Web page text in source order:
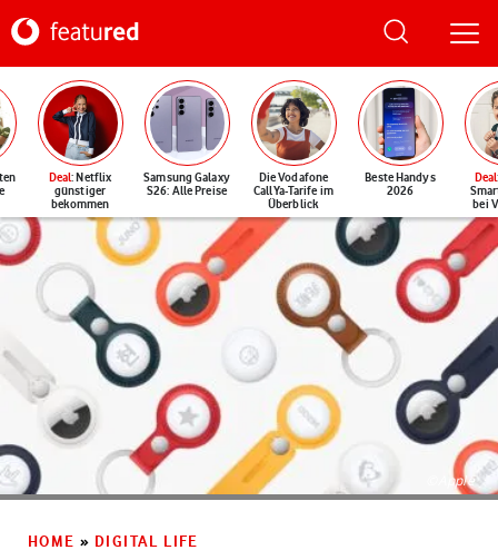
Deal: Netflix
günstiger
bekommen
Samsung Galaxy
S26: Alle Preise
Die Vodafone
CallYa-Tarife im
Überblick
Beste Handys
2026
Deal
bei
©Apple
HOME » DIGITAL LIFE